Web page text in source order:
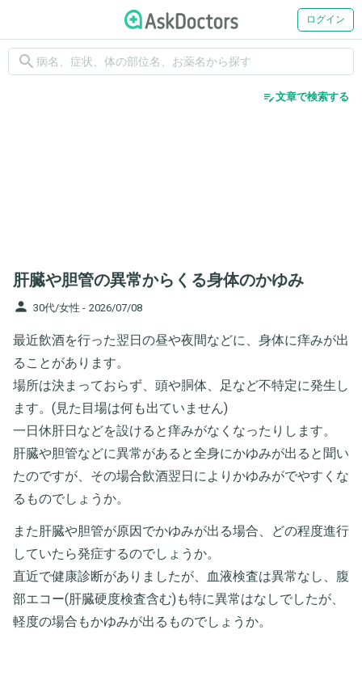
ログイン
search
edit_note文章で検索する
肝臓や胆管の異常からくる身体のかゆみ
person 30代/女性 - 2026/07/08
最近飲酒を行った翌日の昼や夜間などに、身体に痒みが出
ることがあります。
場所は決まっておらず、頭や胴体、足など不特定に発生し
ます。(見た目場は何も出ていません)
一日休肝日などを設けると痒みがなくなったりします。
肝臓や胆管などに異常があると全身にかゆみが出ると聞い
たのですが、その場合飲酒翌日によりかゆみがでやすくな
るものでしょうか。
また肝臓や胆管が原因でかゆみが出る場合、どの程度進行
していたら発症するのでしょうか。
直近で健康診断がありましたが、血液検査は異常なし、腹
部エコー(肝臓硬度検査含む)も特に異常はなしでしたが、
軽度の場合もかゆみが出るものでしょうか。